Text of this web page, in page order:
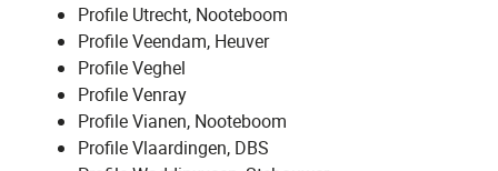
Profile Utrecht, Nooteboom
Profile Veendam, Heuver
Profile Veghel
Profile Venray
Profile Vianen, Nooteboom
Profile Vlaardingen, DBS